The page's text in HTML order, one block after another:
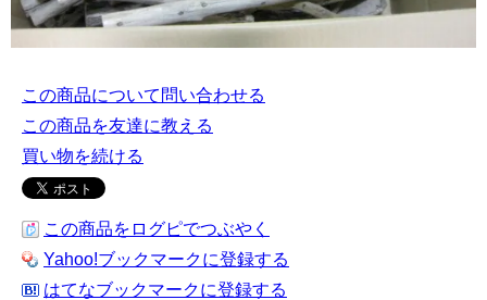
この商品について問い合わせる
この商品を友達に教える
買い物を続ける
この商品をログピでつぶやく
Yahoo!ブックマークに登録する
はてなブックマークに登録する